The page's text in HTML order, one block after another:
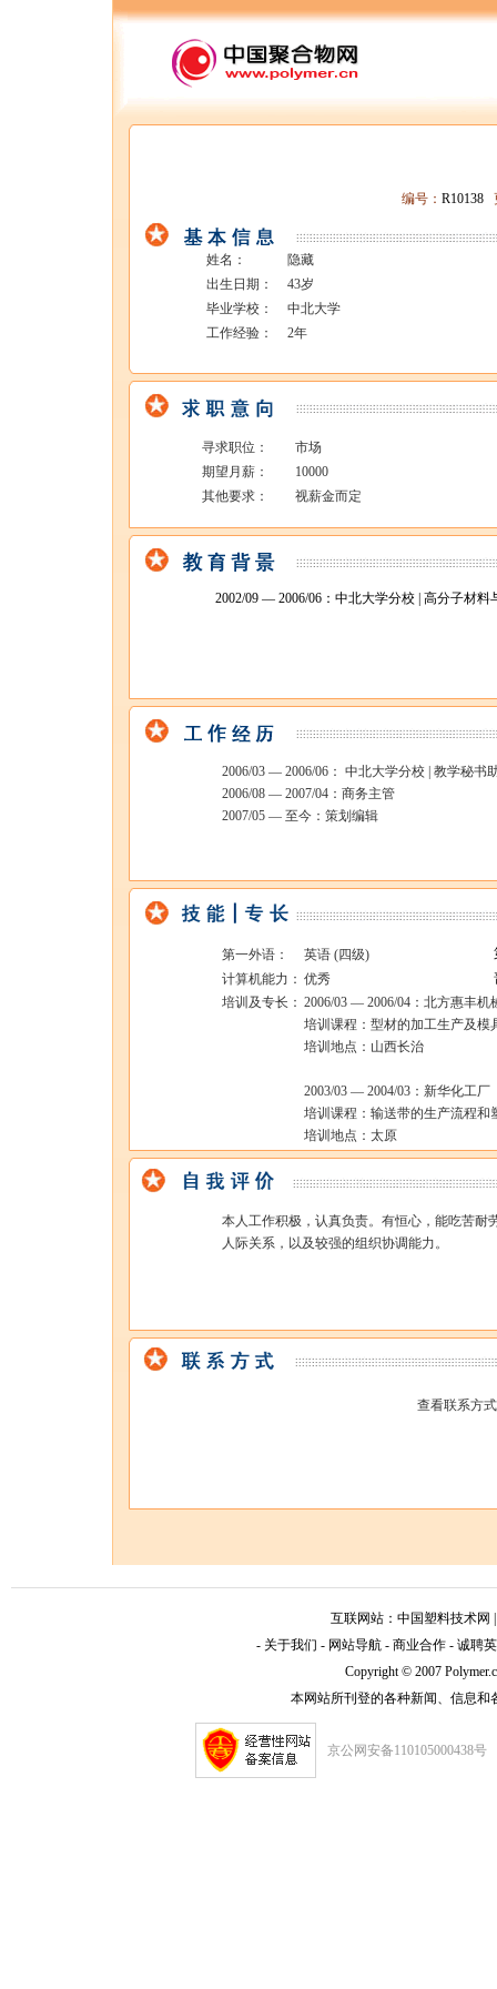
编号： R10138
姓名：
隐藏
出生日期：
43岁
毕业学校：
中北大学
工作经验：
2年
寻求职位：
市场
期望月薪：
10000
其他要求：
视薪金而定
2002/09 — 2006/06：中北大学分校 | 高分子材料
2006/03 — 2006/06： 中北大学分校 | 教学秘书
2006/08 — 2007/04：商务主管
2007/05 — 至今：策划编辑
第一外语： 英语 (四级)
计算机能力： 优秀
培训及专长： 2006/03 — 2006/04：北方惠丰机
培训课程：型材的加工生产及模
培训地点：山西长治
2003/03 — 2004/03：新华化工厂
培训课程：输送带的生产流程和
培训地点：太原
本人工作积极，认真负责。有恒心，能吃苦耐
人际关系，以及较强的组织协调能力。
查看联系方
互联网站： 中国塑料技术网
- 关于我们 - 网站导航- 商业合作- 诚聘
Copyright © 2007
本网站所刊登的各种新闻、信息
京公网安备110105000438号